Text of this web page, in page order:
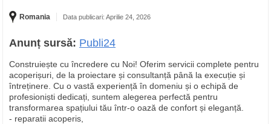
Romania Data publicari: Aprilie 24, 2026
Anunț sursă: Publi24
Construiește cu încredere cu Noi! Oferim servicii complete pentru
acoperișuri, de la proiectare și consultanță până la execuție și
întreținere. Cu o vastă experiență în domeniu și o echipă de
profesioniști dedicați, suntem alegerea perfectă pentru
transformarea spațiului tău într-o oază de confort și eleganță.
- reparatii acoperis,